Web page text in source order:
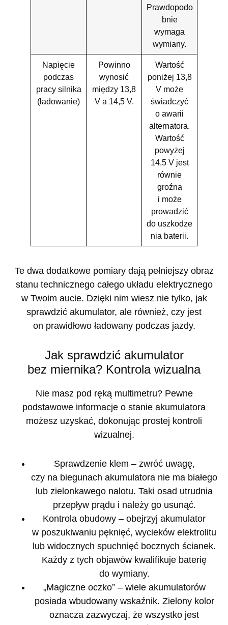
Prawdopodo
bnie
wymaga
wymiany.
Napięcie
podczas
pracy silnika
(ładowanie)
Powinno
wynosić
między 13,8
V a 14,5 V.
Wartość
poniżej 13,8
V może
świadczyć
o awarii
alternatora.
Wartość
powyżej
14,5 V jest
równie
groźna
i może
prowadzić
do uszkodze
nia baterii.
Te dwa dodatkowe pomiary dają pełniejszy obraz
stanu technicznego całego układu elektrycznego
w Twoim aucie. Dzięki nim wiesz nie tylko, jak
sprawdzić akumulator, ale również, czy jest
on prawidłowo ładowany podczas jazdy.
Jak sprawdzić akumulator
bez miernika? Kontrola wizualna
Nie masz pod ręką multimetru? Pewne
podstawowe informacje o stanie akumulatora
możesz uzyskać, dokonując prostej kontroli
wizualnej.
Sprawdzenie klem – zwróć uwagę,
czy na biegunach akumulatora nie ma białego
lub zielonkawego nalotu. Taki osad utrudnia
przepływ prądu i należy go usunąć.
Kontrola obudowy – obejrzyj akumulator
w poszukiwaniu pęknięć, wycieków elektrolitu
lub widocznych spuchnięć bocznych ścianek.
Każdy z tych objawów kwalifikuje baterię
do wymiany.
„Magiczne oczko”– wiele akumulatorów
posiada wbudowany wskaźnik. Zielony kolor
oznacza zazwyczaj, że wszystko jest